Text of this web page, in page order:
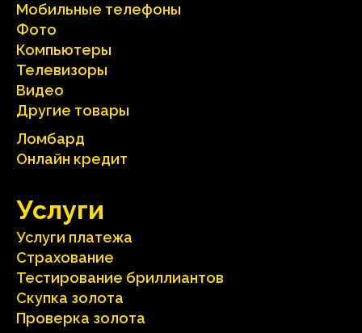
Мобильные телефоны
Фото
Компьютеры
Телевизоры
Видео
Другие товары
Ломбард
Онлайн кредит
Услуги
Услуги платежа
Страхование
Тестирование бриллиантов
Скупка золота
Проверка золота